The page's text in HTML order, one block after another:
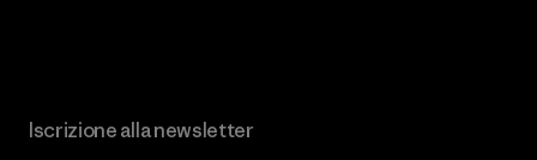
Iscrizione alla newsletter